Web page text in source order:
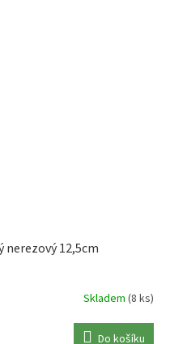
nerezový 12,5cm
Skladem (8 ks)
Do košíku